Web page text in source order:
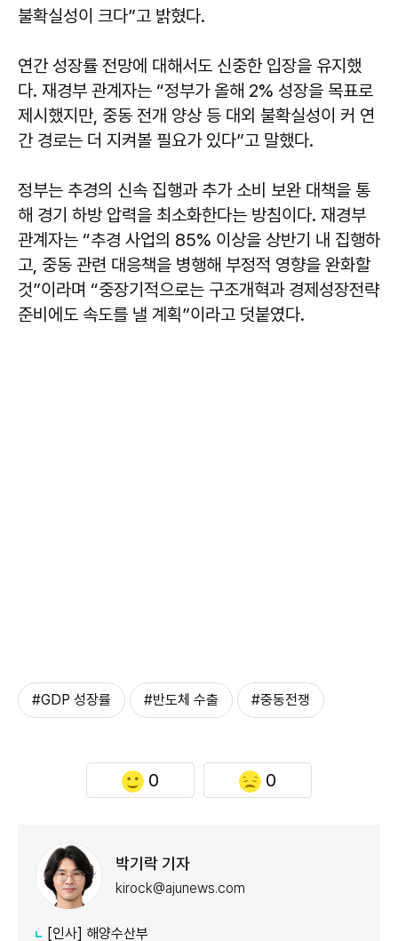
불확실성이 크다”고 밝혔다.
연간 성장률 전망에 대해서도 신중한 입장을 유지했
다. 재경부 관계자는 “정부가 올해 2% 성장을 목표로
제시했지만, 중동 전개 양상 등 대외 불확실성이 커 연
간 경로는 더 지켜볼 필요가 있다”고 말했다.
정부는 추경의 신속 집행과 추가 소비 보완 대책을 통
해 경기 하방 압력을 최소화한다는 방침이다. 재경부
관계자는 “추경 사업의 85% 이상을 상반기 내 집행하
고, 중동 관련 대응책을 병행해 부정적 영향을 완화할
것”이라며 “중장기적으로는 구조개혁과 경제성장전략
준비에도 속도를 낼 계획”이라고 덧붙였다.
#GDP 성장률 #반도체 수출 #중동전쟁
0 0
박기락 기자
kirock@ajunews.com
[인사] 해양수산부